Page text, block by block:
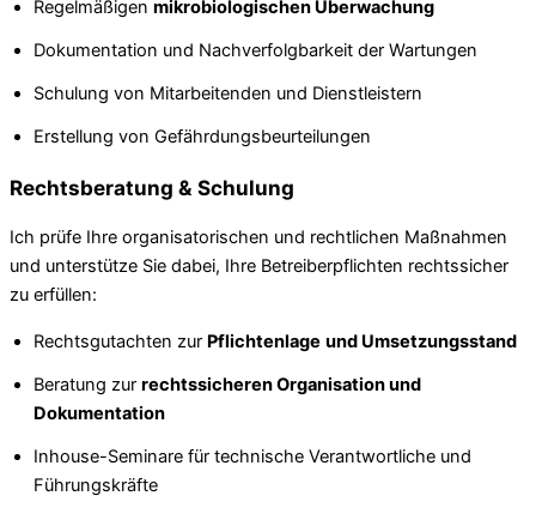
Regelmäßigen mikrobiologischen Überwachung
Dokumentation und Nachverfolgbarkeit der Wartungen
Schulung von Mitarbeitenden und Dienstleistern
Erstellung von Gefährdungsbeurteilungen
Rechtsberatung & Schulung
Ich prüfe Ihre organisatorischen und rechtlichen Maßnahmen
und unterstütze Sie dabei, Ihre Betreiberpflichten rechtssicher
zu erfüllen:
Rechtsgutachten zur Pflichtenlage und Umsetzungsstand
Beratung zur rechtssicheren Organisation und
Dokumentation
Inhouse-Seminare für technische Verantwortliche und
Führungskräfte